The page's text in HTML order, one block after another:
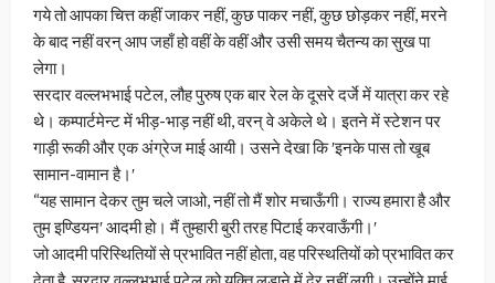
गये तो आपका चित्त कहीं जाकर नहीं, कुछ पाकर नहीं, कुछ छोड़कर नहीं, मरने
के बाद नहीं वरन् आप जहाँ हो वहीं के वहीं और उसी समय चैतन्य का सुख पा
लेगा।
सरदार वल्लभभाई पटेल, लौह पुरुष एक बार रेल के दूसरे दर्जे में यात्रा कर रहे
थे। कम्पार्टमेन्ट में भीड़-भाड़ नहीं थी, वरन् वे अकेले थे। इतने में स्टेशन पर
गाड़ी रूकी और एक अंग्रेज माई आयी। उसने देखा कि ʹइनके पास तो खूब
सामान-वामान है।ʹ
“यह सामान देकर तुम चले जाओ, नहीं तो मैं शोर मचाऊँगी। राज्य हमारा है और
तुम इण्डियनʹ आदमी हो। मैं तुम्हारी बुरी तरह पिटाई करवाऊँगी।ʹ
जो आदमी परिस्थितियों से प्रभावित नहीं होता, वह परिस्थतियों को प्रभावित कर